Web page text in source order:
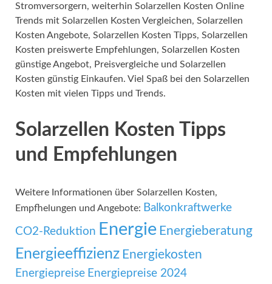
Stromversorgern, weiterhin Solarzellen Kosten Online
Trends mit Solarzellen Kosten Vergleichen, Solarzellen
Kosten Angebote, Solarzellen Kosten Tipps, Solarzellen
Kosten preiswerte Empfehlungen, Solarzellen Kosten
günstige Angebot, Preisvergleiche und Solarzellen
Kosten günstig Einkaufen. Viel Spaß bei den Solarzellen
Kosten mit vielen Tipps und Trends.
Solarzellen Kosten Tipps
und Empfehlungen
Weitere Informationen über Solarzellen Kosten,
Empfhelungen und Angebote: Balkonkraftwerke
CO2-Reduktion Energie Energieberatung
Energieeffizienz Energiekosten
Energiepreise Energiepreise 2024